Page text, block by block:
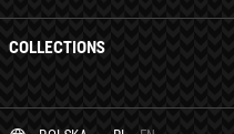
COLLECTIONS